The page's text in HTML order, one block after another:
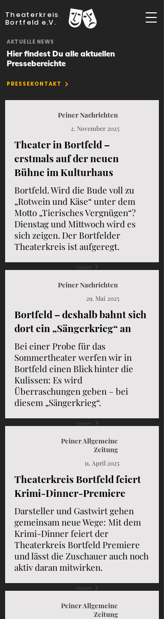
Theaterkreis
Bortfeld e.V.
AKTUELLE NEWS
Hier findest Du alle aktuellen
Pressebereichte
PRESSEKONTAKT
Peiner Nachrichten
2. November 2025
Theater in Bortfeld –
erstmals auf der neuen
Bühne im Kulturhaus
Bortfeld. Wird die Bude voll zu
„Rotwein und Käse“ unter dem
Motto „Tierisches Vergnügen“?
Dienstag und Mittwoch wird es
sich zeigen. Der Bortfelder
Theaterkreis ist aufgeregt.
lesen
Peiner Nachrichten
29. Mai 2025
Bortfeld – deshalb bahnt sich
dort ein „Sängerkrieg“ an
Bei einer Probe für das
Sommertheater werfen wir in
Bortfeld einen Blick hinter die
Kulissen: Es wird
Überraschungen geben – bei
diesem „Sängerkrieg“.
lesen
Peiner Allgemeine
Zeitung
11. April 2025
Theaterkreis Bortfeld feiert
Krimi-Dinner-Premiere
Darsteller und Gastwirt gehen
gemeinsam neue Wege: Mit dem
Krimi-Dinner feiert der
Theaterkreis Bortfeld Premiere
und lässt die Zuschauer auch noch
aktiv daran mitwirken.
lesen
Peiner Allgemeine
Zeitung